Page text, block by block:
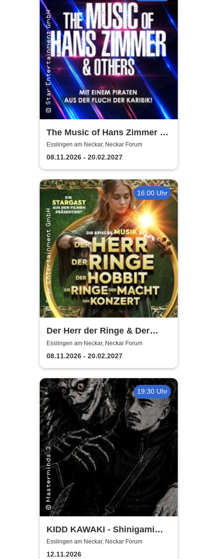
The Music of Hans Zimmer &
Others - A Celebration of Film
Music
Esslingen am Neckar, Neckar Forum
08.11.2026 - 20.02.2027
16:00 Uhr
Der Herr der Ringe & Der
Hobbit
Esslingen am Neckar, Neckar Forum
08.11.2026 - 20.02.2027
19:30 Uhr
KIDD KAWAKI - Shinigami
Tour
Esslingen am Neckar, Neckar Forum
12.11.2026